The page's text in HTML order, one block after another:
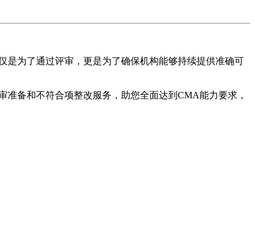
是为了通过评审，更是为了确保机构能够持续提供准确可
备和不符合项整改服务，助您全面达到CMA能力要求，